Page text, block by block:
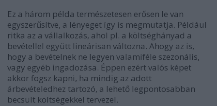
Ez a három példa természetesen erősen le van
egyszerűsítve, a lényeget így is megmutatja. Például
ritka az a vállalkozás, ahol pl. a költséghányad a
bevétellel együtt lineárisan változna. Ahogy az is,
hogy a bevételnek ne legyen valamiféle szezonális,
vagy egyéb ingadozása. Éppen ezért valós képet
akkor fogsz kapni, ha mindig az adott
árbevételedhez tartozó, a lehető legpontosabban
becsült költségekkel tervezel.